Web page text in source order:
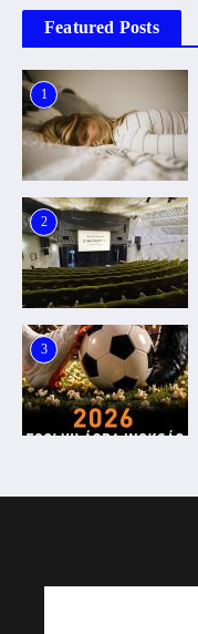
Featured Posts
1
2
3